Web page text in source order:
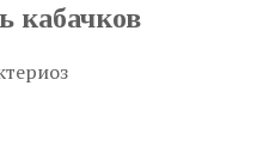
кабачков